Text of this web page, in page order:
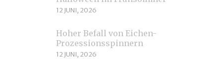
12 JUNI, 2026
Hoher Befall von Eichen-
Prozessionsspinnern
12 JUNI, 2026